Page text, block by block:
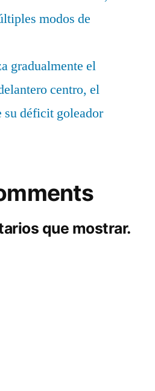
modos de
gradualmente el
centro, el
su déficit goleador
que mostrar.